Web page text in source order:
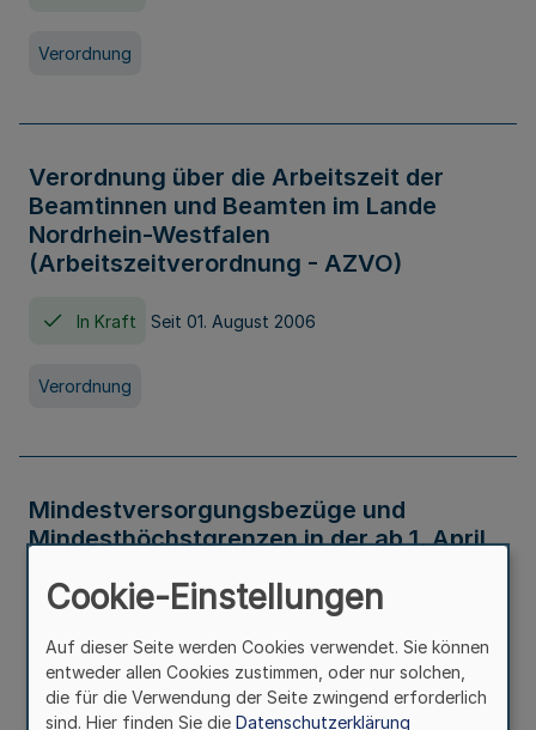
Verordnung
Verordnung über die Arbeitszeit der
Beamtinnen und Beamten im Lande
Nordrhein-Westfalen
(Arbeitszeitverordnung - AZVO)
In Kraft Seit 01. August 2006
Verordnung
Mindestversorgungsbezüge und
Mindesthöchstgrenzen in der ab 1. April
Verwaltungsvorschrift
Cookie-Einstellungen
Auf dieser Seite werden Cookies verwendet. Sie können
entweder allen Cookies zustimmen, oder nur solchen,
die für die Verwendung der Seite zwingend erforderlich
sind. Hier finden Sie die Datenschutzerklärung